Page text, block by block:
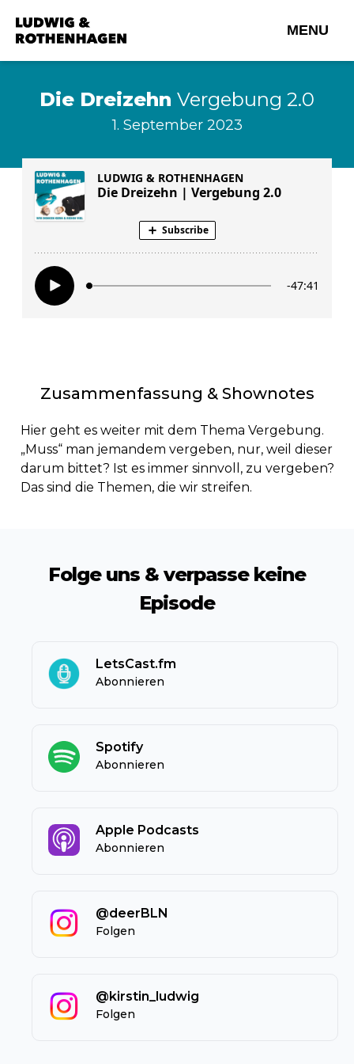
MENU
Die Dreizehn Vergebung 2.0
1. September 2023
Zusammenfassung & Shownotes
Hier geht es weiter mit dem Thema Vergebung.
„Muss“ man jemandem vergeben, nur, weil dieser
darum bittet? Ist es immer sinnvoll, zu vergeben?
Das sind die Themen, die wir streifen.
Folge uns & verpasse keine
Episode
LetsCast.fm
Abonnieren
Spotify
Abonnieren
Apple Podcasts
Abonnieren
@deerBLN
Folgen
@kirstin_ludwig
Folgen